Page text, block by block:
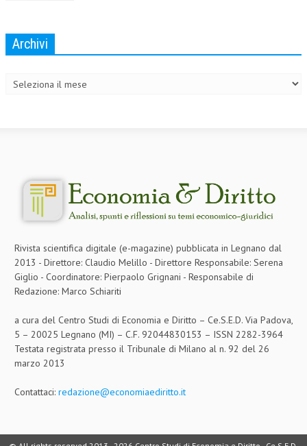
Archivi
Rivista scientifica digitale (e-magazine) pubblicata in Legnano dal
2013 - Direttore: Claudio Melillo - Direttore Responsabile: Serena
Giglio - Coordinatore: Pierpaolo Grignani - Responsabile di
Redazione: Marco Schiariti
a cura del Centro Studi di Economia e Diritto – Ce.S.E.D. Via Padova,
5 – 20025 Legnano (MI) – C.F. 92044830153 – ISSN 2282-3964
Testata registrata presso il Tribunale di Milano al n. 92 del 26
marzo 2013
Contattaci: redazione@economiaediritto.it